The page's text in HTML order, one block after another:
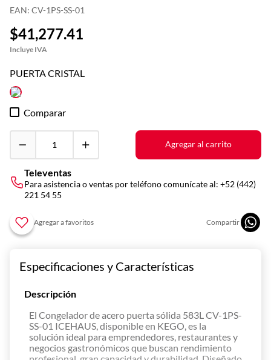
EAN: CV-1PS-SS-01
$41,277.41
PUERTA CRISTAL
Comparar
Agregar al carrito
Televentas
Para asistencia o ventas por teléfono comunícate al: +52 (442)
221 54 55
Especificaciones y Características
Descripción
El Congelador de acero puerta sólida 583L CV-1PS-
SS-01 ICEHAUS, disponible en KEGO, es la
solución ideal para emprendedores, restaurantes y
negocios gastronómicos que buscan rendimiento
6.
1
7 .
icehaus
8.
insertos
9 .
parrilla
10